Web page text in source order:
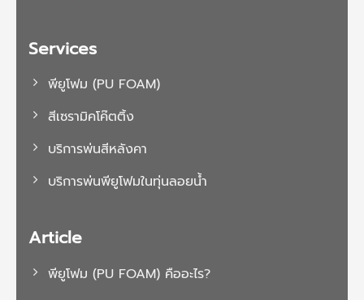
Services
พียูโฟม (PU FOAM)
สีเซรามิคโค๊ตติ้ง
บริการพ่นสีหลังคา
บริการพ่นพียูโฟมในทุ่นลอยน้ำ
Article
พียูโฟม (PU FOAM) คืออะไร?